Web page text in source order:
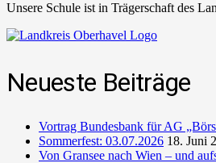
Unsere Schule ist in Trägerschaft des
Neueste Beiträge
Vortrag Bundesbank für AG
Sommerfest: 03.07.2026 18. Juni
Von Gransee nach Wien – und